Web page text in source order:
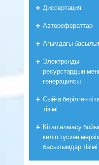
Диссертация
Авторефераттар
Ағымдағы
Электронды
ресурстардың
генерациясы
Сыйға берілген
тізімі
Кітап алмасу
келіп түскен
басылымдар тізімі